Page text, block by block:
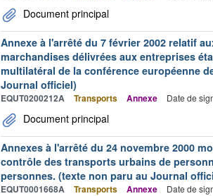
Document principal
Annexe à l'arrêté du 7 février 2002 relatif
marchandises délivrées aux entreprises
multilatéral de la conférence européenne
Journal officiel)
EQUT0200212A Transports Annexe Date de
Document principal
Annexes à l'arrêté du 24 novembre 2000
contrôle des transports urbains de
personnes. (texte non paru au Journal
EQUT0001668A Transports Annexe Date de